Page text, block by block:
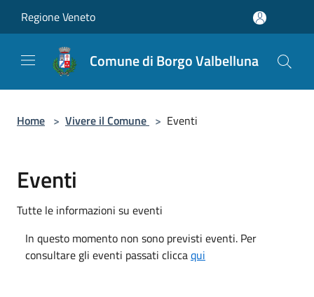
Regione Veneto
Comune di Borgo Valbelluna
Home > Vivere il Comune > Eventi
Eventi
Tutte le informazioni su eventi
In questo momento non sono previsti eventi. Per
consultare gli eventi passati cliccaqui